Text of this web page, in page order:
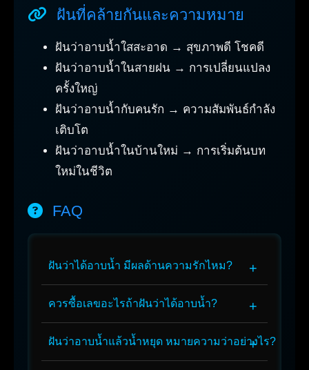
ฝันที่คล้ายกันและความหมาย
ฝันว่าอาบน้ำใสสะอาด → สุขภาพดี โชคดี
ฝันว่าอาบน้ำในสายฝน → การเปลี่ยนแปลง
ครั้งใหญ่
ฝันว่าอาบน้ำกับคนรัก → ความสัมพันธ์กำลัง
เติบโต
ฝันว่าอาบน้ำในบ้านใหม่ → การเริ่มต้นบท
ใหม่ในชีวิต
FAQ
ฝันว่าได้อาบน้ำ มีผลด้านความรักไหม?
ควรซื้อเลขอะไรถ้าฝันว่าได้อาบน้ำ?
ฝันว่าอาบน้ำแล้วน้ำหยุด หมายความว่าอย่างไร?